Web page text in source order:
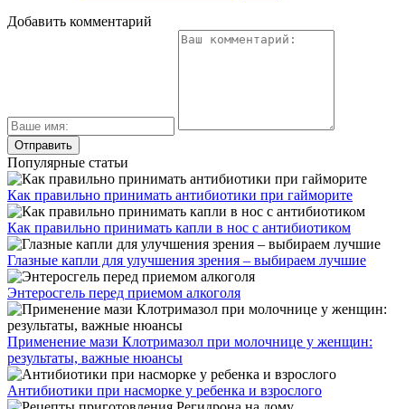
Добавить комментарий
Популярные статьи
Как правильно принимать антибиотики при гайморите
Как правильно принимать капли в нос с антибиотиком
Глазные капли для улучшения зрения – выбираем лучшие
Энтеросгель перед приемом алкоголя
Применение мази Клотримазол при молочнице у женщин:
результаты, важные нюансы
Антибиотики при насморке у ребенка и взрослого